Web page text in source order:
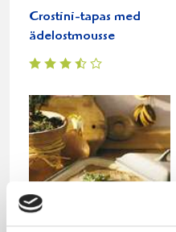
Crostini-tapas med
ädelostmousse